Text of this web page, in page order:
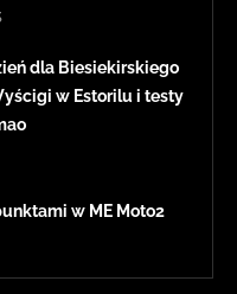
dla Biesiekirskiego
w Estorilu i testy
w ME Moto2